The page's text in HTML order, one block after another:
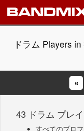
ドラム Players
«
43 ドラム プレ
すべてのプロ